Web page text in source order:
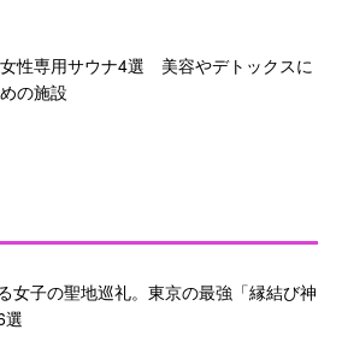
性専用サウナ4選 美容やデトックスに
の施設
女子の聖地巡礼。東京の最強「縁結び神
選